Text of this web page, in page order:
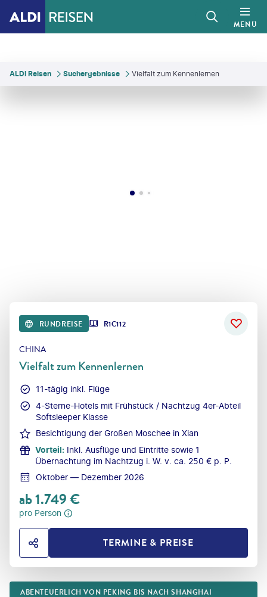
MENÜ
ALDI Reisen Suchergebnisse Vielfalt zum Kennenlernen
RUNDREISE R1C112
CHINA
Vielfalt zum Kennenlernen
11-tägig inkl. Flüge
4-Sterne-Hotels mit Frühstück / Nachtzug 4er-Abteil
Softsleeper Klasse
Besichtigung der Großen Moschee in Xian
Vorteil: Inkl. Ausflüge und Eintritte sowie 1
Übernachtung im Nachtzug i. W. v. ca. 250 € p. P.
Oktober — Dezember 2026
ab1.749€
pro Person
HOTEL TEILENTERMINE & PREISE
ABENTEUERLICH VON PEKING BIS NACH SHANGHAI